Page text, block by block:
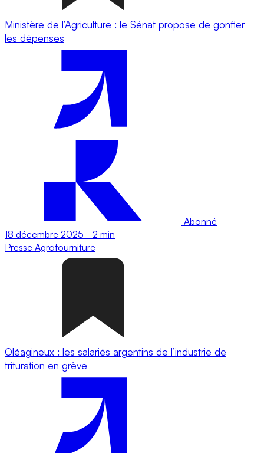
Ministère de l’Agriculture : le Sénat propose de gonfler
les dépenses
Abonné
18 décembre 2025 - 2 min
Presse Agrofourniture
Oléagineux : les salariés argentins de l’industrie de
trituration en grève